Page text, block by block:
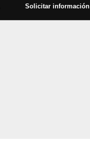
Solicitar información